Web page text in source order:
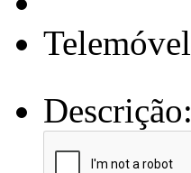
Telemóvel
Descrição: